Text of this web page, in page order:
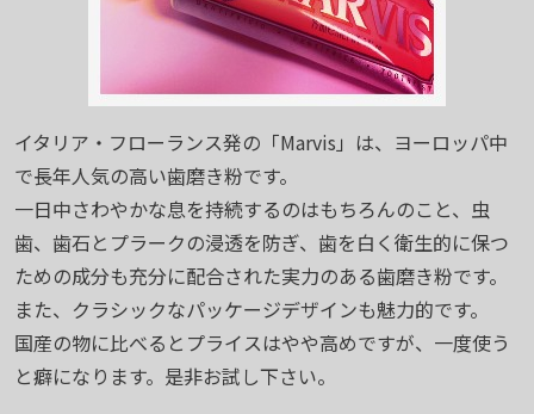
イタリア・フローランス発の「Marvis」は、ヨーロッパ中
で長年人気の高い歯磨き粉です。
一日中さわやかな息を持続するのはもちろんのこと、虫
歯、歯石とプラークの浸透を防ぎ、歯を白く衛生的に保つ
ための成分も充分に配合された実力のある歯磨き粉です。
また、クラシックなパッケージデザインも魅力的です。
国産の物に比べるとプライスはやや高めですが、一度使う
と癖になります。是非お試し下さい。